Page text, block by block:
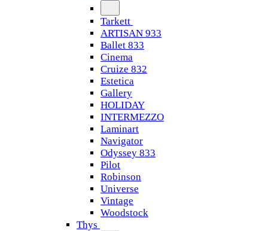
Tarkett
ARTISAN 933
Ballet 833
Cinema
Cruize 832
Estetica
Gallery
HOLIDAY
INTERMEZZO
Laminart
Navigator
Odyssey 833
Pilot
Robinson
Universe
Vintage
Woodstock
Thys